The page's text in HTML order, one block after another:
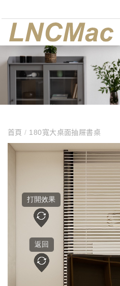
首頁/ 180寬大桌面抽屜書桌